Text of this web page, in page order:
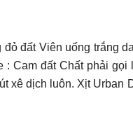
đất Viên uống trắng
Cam đất Chất phải gọi
xê dịch luôn. Xịt